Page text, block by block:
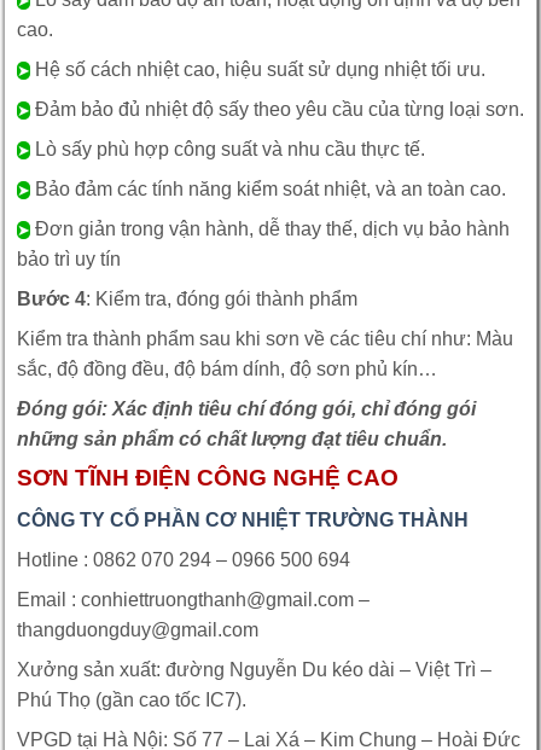
cao.
➤ Hệ số cách nhiệt cao, hiệu suất sử dụng nhiệt tối ưu.
➤ Đảm bảo đủ nhiệt độ sấy theo yêu cầu của từng loại sơn.
➤ Lò sấy phù hợp công suất và nhu cầu thực tế.
➤ Bảo đảm các tính năng kiểm soát nhiệt, và an toàn cao.
➤ Đơn giản trong vận hành, dễ thay thế, dịch vụ bảo hành
bảo trì uy tín
Bước 4: Kiểm tra, đóng gói thành phẩm
Kiểm tra thành phẩm sau khi sơn về các tiêu chí như: Màu
sắc, độ đồng đều, độ bám dính, độ sơn phủ kín…
Đóng gói: Xác định tiêu chí đóng gói, chỉ đóng gói
những sản phẩm có chất lượng đạt tiêu chuẩn.
SƠN TĨNH ĐIỆN CÔNG NGHỆ CAO
CÔNG TY CỔ PHẦN CƠ NHIỆT TRƯỜNG THÀNH
Hotline : 0862 070 294 – 0966 500 694
Email : conhiettruongthanh@gmail.com –
thangduongduy@gmail.com
Xưởng sản xuất: đường Nguyễn Du kéo dài – Việt Trì –
Phú Thọ (gần cao tốc IC7).
VPGD tại Hà Nội: Số 77 – Lai Xá – Kim Chung – Hoài Đức